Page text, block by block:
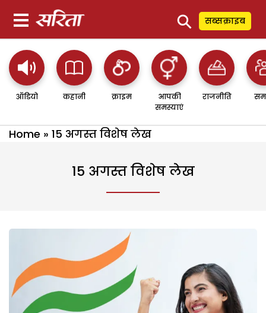
⚲ सब्सक्राइब
ऑडियो कहानी क्राइम
आपकी
समस्याएं
राजनीति
Home » 15 अगस्त विशेष लेख
15 अगस्त विशेष लेख